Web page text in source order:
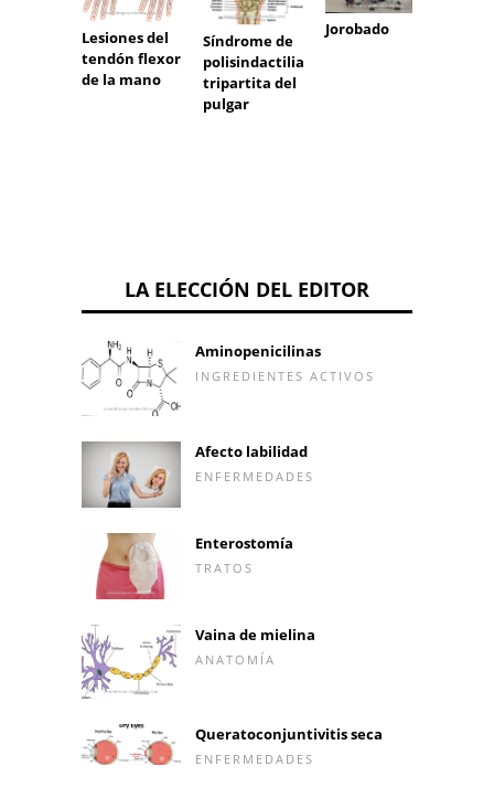
Lesiones del
tendón flexor
de la mano
Síndrome de
polisindactilia
tripartita del
pulgar
Jorobado
LA ELECCIÓN DEL EDITOR
Aminopenicilinas
INGREDIENTES ACTIVOS
Afecto labilidad
ENFERMEDADES
Enterostomía
TRATOS
Vaina de mielina
ANATOMÍA
Queratoconjuntivitis seca
ENFERMEDADES